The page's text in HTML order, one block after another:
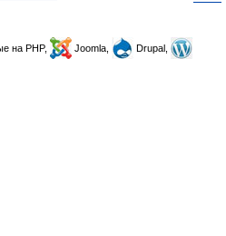
на PHP, Joomla,
Drupal,